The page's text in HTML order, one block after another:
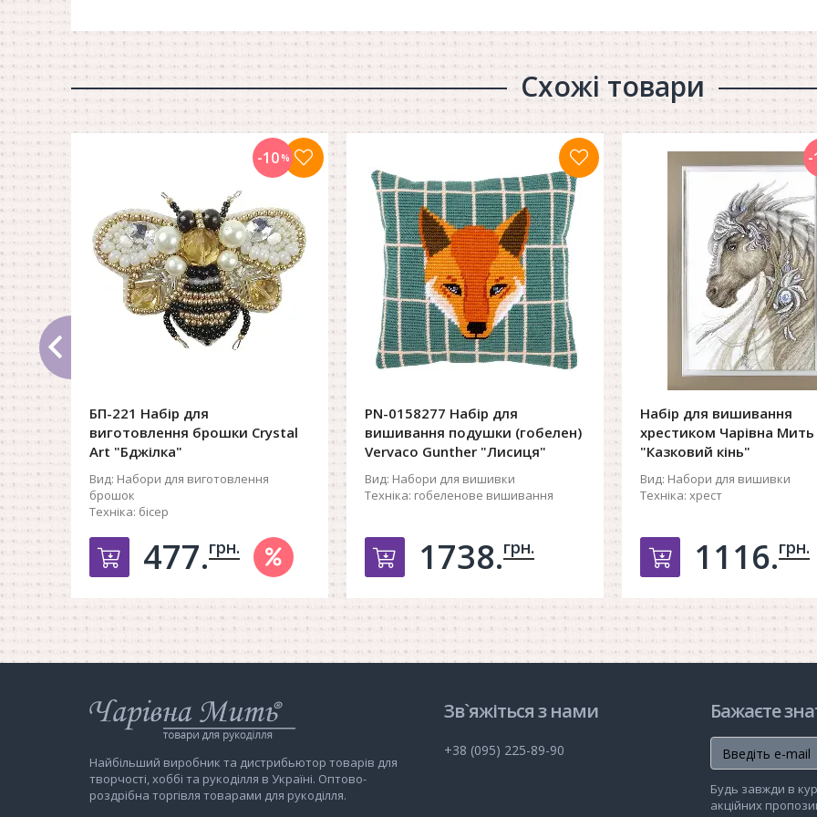
Схожі товари
БП-221 Набір для
виготовлення брошки Crystal
Art "Бджілка"
Вид: Набори для виготовлення
брошок
Техніка: бісер
Добавить в корзину
477.грн.
-10%
PN-0158277 Набір для
вишивання подушки (гобелен)
Vervaco Gunther "Лисиця"
Вид: Набори для вишивки
Техніка: гобеленове вишивання
Добавить в корзину
1738.грн.
Набір для вишивання
хрестиком Чарівна
"Казковий кінь"
Вид: Набори для вишивки
Техніка: хрест
Добавить в
1116.грн.
-
Інтернет-
магазин
Мить
Найбільший виробник та дистрибьютор товарів для
творчості, хоббі та рукоділля в Україні. Оптово-
роздрібна торгівля товарами для рукоділля.
Зв`яжіться з нами
+38 (095) 225-89-90
Бажаєте
Будь завжди в
акційних